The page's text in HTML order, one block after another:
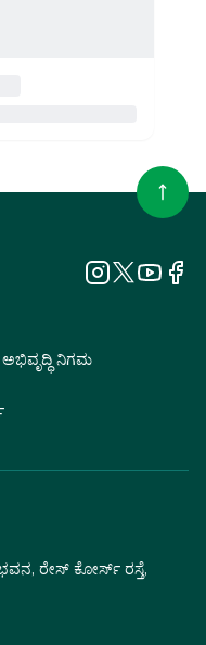
ಅಭಿವೃದ್ಧಿ ನಿಗಮ
ರೇಸ್ ಕೋರ್ಸ್ ರಸ್ತೆ,